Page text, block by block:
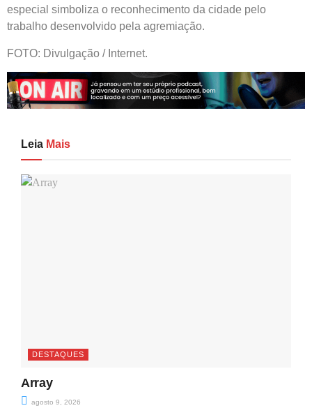
especial simboliza o reconhecimento da cidade pelo
trabalho desenvolvido pela agremiação.
FOTO: Divulgação / Internet.
Leia Mais
DESTAQUES
Array
agosto 9, 2026